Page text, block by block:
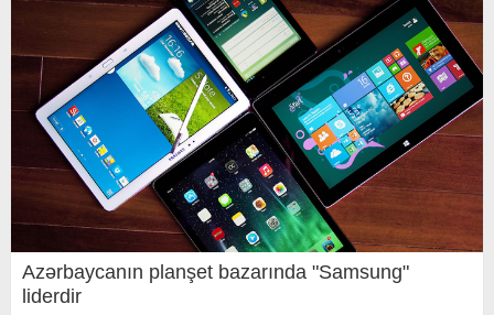
Azərbaycanın planşet bazarında "Samsung"
liderdir